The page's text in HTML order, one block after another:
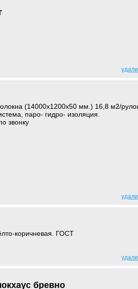
(14000х1200х50 мм.) 16,8 м2/
паро- гидро- изоляция.
звонку
коричневая. ГОСТ
бревно